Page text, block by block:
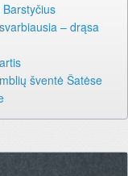
– drąsa
šventė Šatėse